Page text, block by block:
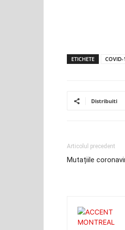
ETICHETE COVID-
Distribuiti
Articolul precedent
Mutațiile